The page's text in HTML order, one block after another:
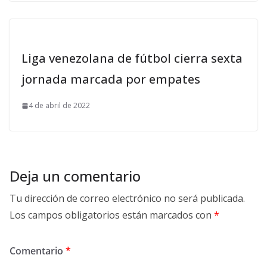
Liga venezolana de fútbol cierra sexta
jornada marcada por empates
4 de abril de 2022
Deja un comentario
Tu dirección de correo electrónico no será publicada.
Los campos obligatorios están marcados con *
Comentario *